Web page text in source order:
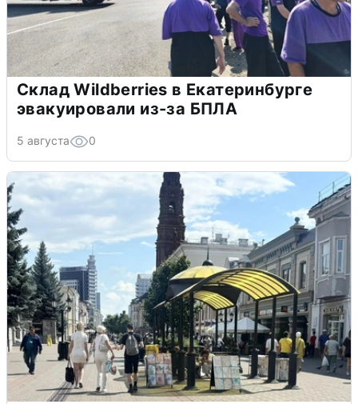
Склад Wildberries в Екатеринбурге
эвакуировали из-за БПЛА
5 августа 0